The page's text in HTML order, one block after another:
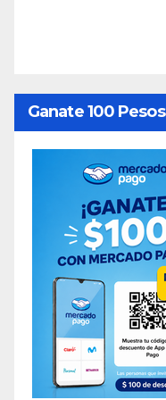
Ganate 100 Pesos